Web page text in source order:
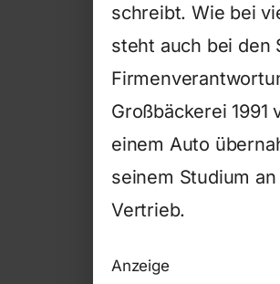
schreibt. Wie bei
steht auch bei den
Großbäckerei
einem Auto
seinem Studium
Vertrieb.
Anzeige